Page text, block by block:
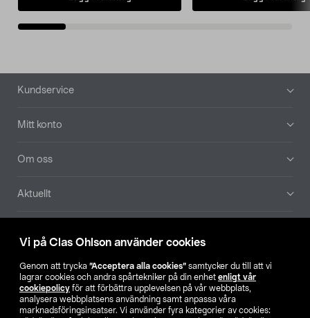
Vi på Clas Ohlson använder cookies
Genom att trycka ”Acceptera alla cookies” samtycker du till att vi
lagrar cookies och andra spårtekniker på din enhet enligt vår
cookiepolicy för att förbättra upplevelsen på vår webbplats,
analysera webbplatsens användning samt anpassa våra
marknadsföringsinsatser. Vi använder fyra kategorier av cookies:
Sidfot
Kundservice
Mitt konto
Om oss
Aktuellt
Hitta butik
SE NO FI